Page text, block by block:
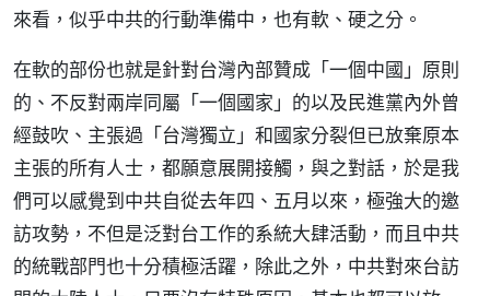
來看，似乎中共的行動準備中，也有軟、硬之分。
在軟的部份也就是針對台灣內部贊成「一個中國」原則
的、不反對兩岸同屬「一個國家」的以及民進黨內外曾
經鼓吹、主張過「台灣獨立」和國家分裂但已放棄原本
主張的所有人士，都願意展開接觸，與之對話，於是我
們可以感覺到中共自從去年四、五月以來，極強大的邀
訪攻勢，不但是泛對台工作的系統大肆活動，而且中共
的統戰部門也十分積極活躍，除此之外，中共對來台訪